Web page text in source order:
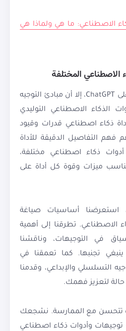
الاصطناعي: ما هي ولماذا هي
الاصطناعي المختلفة
مع أن هذا الدرس يركز على ChatGPT، إلا أن مبادئ التوجيه
الذكاء الاصطناعي التوليدي
ذكاء اصطناعي قدرات وقيود
فهم التفاصيل الدقيقة للأداة
ذكاء اصطناعي مختلفة،
ميزات وقوة كل أداة على
استعرضنا أساسيات صياغة
الاصطناعي. تطرقنا إلى أهمية
في التوجيهات، وناقشنا
ينبغي تجنبها. كما تعمقنا في
التسلسلي والإبداعي، وقدمنا
حالة لتعزيز فهمك.
تتحسن مع الممارسة. نشجعك
توجيهات وأدوات ذكاء اصطناعي